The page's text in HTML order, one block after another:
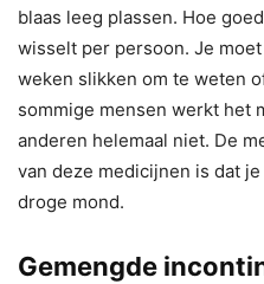
blaas leeg plassen. Hoe
wisselt per persoon. Je
weken slikken om te weten
sommige mensen werkt het
anderen helemaal niet. De
van deze medicijnen is dat
droge mond.
Gemengde